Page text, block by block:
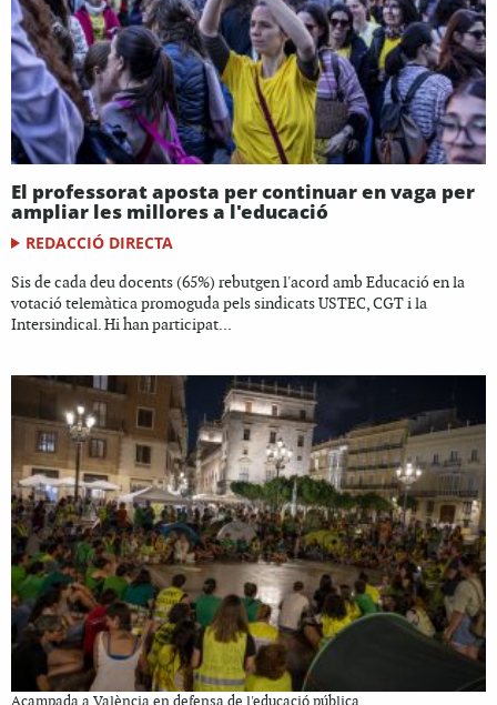
El professorat aposta per continuar en vaga per
ampliar les millores a l'educació
REDACCIÓ DIRECTA
Sis de cada deu docents (65%) rebutgen l'acord amb Educació en la
votació telemàtica promoguda pels sindicats USTEC, CGT i la
Intersindical. Hi han participat...